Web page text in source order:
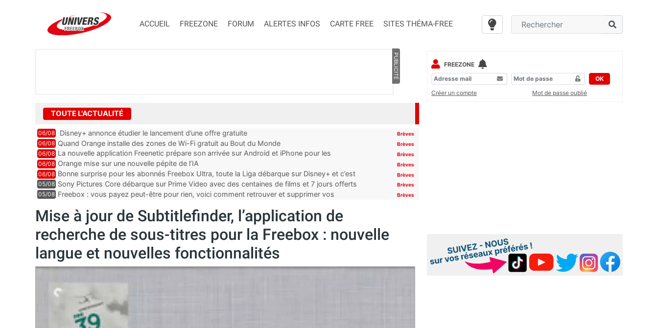
ACCUEIL FREEZONE FORUM ALERTES INFOS CARTE FREE SITES THÉMA-FREE
PUBLICITÉ
TOUTE L'ACTUALITÉ
06/08 Disney+ annonce étudier le lancement d’une offre gratuite Brèves
06/08 Quand Orange installe des zones de Wi-Fi gratuit au Bout du Monde Brèves
06/08 La nouvelle application Freenetic prépare son arrivée sur Android et iPhone pour les
abonnés Freebox, testez la
Brèves
06/08 Orange mise sur une nouvelle pépite de l’IA Brèves
06/08 Bonne surprise pour les abonnés Freebox Ultra, toute la Liga débarque sur Disney+ et c’est
inclus
Brèves
05/08 Sony Pictures Core débarque sur Prime Video avec des centaines de films et 7 jours offerts Brèves
05/08 Freebox : vous payez peut-être pour rien, voici comment retrouver et supprimer vos
Brèves
Mise à jour de Subtitlefinder, l’application de
recherche de sous-titres pour la Freebox : nouvelle
langue et nouvelles fonctionnalités
FREEZONE
OK
Créer un compte
Mot de passe oublié